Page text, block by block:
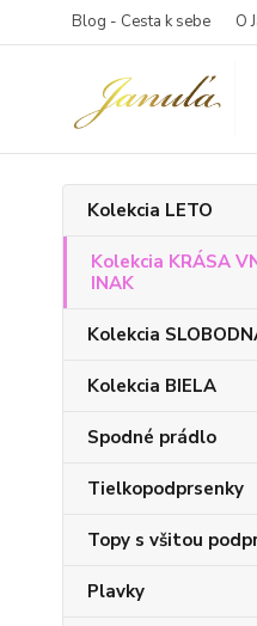
Blog - Cesta k sebe O
Kolekcia LETO
Kolekcia KRÁSA
INAK
Kolekcia
Kolekcia BIELA
Spodné prádlo
Tielkopodprsenky
Topy s všitou
Plavky